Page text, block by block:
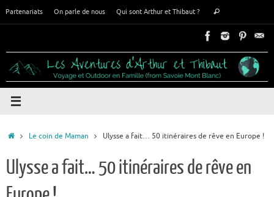
Partenariats On parle de nous Qui sont Arthur et Thibaut ?
:
Rechercher
AccueilLe coin de Maman Ulysse a fait… 50 itinéraires de rêve en Europe !
Ulysse a fait… 50 itinéraires de rêve en